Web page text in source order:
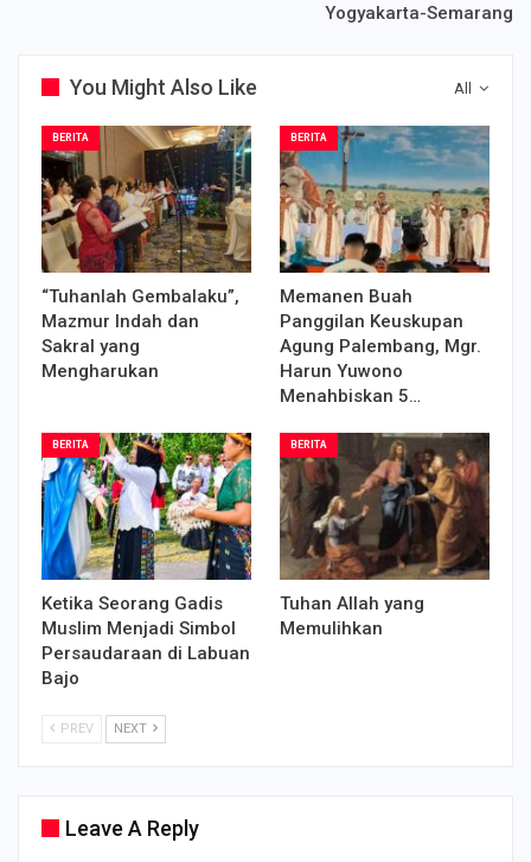
Yogyakarta-Semarang
All
You Might Also Like
BERITA
“Tuhanlah Gembalaku”,
Mazmur Indah dan
Sakral yang
Mengharukan
BERITA
Memanen Buah
Panggilan Keuskupan
Agung Palembang, Mgr.
Harun Yuwono
Menahbiskan 5…
BERITA
Ketika Seorang Gadis
Muslim Menjadi Simbol
Persaudaraan di Labuan
Bajo
BERITA
Tuhan Allah yang
Memulihkan
PREV NEXT
Leave A Reply